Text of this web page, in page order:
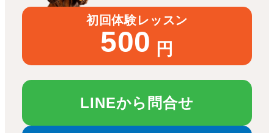
初回体験レッスン
500 円
LINEから問合せ